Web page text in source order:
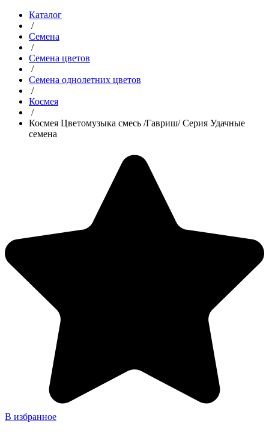
Каталог
/
Семена
/
Семена цветов
/
Семена однолетних цветов
/
Космея
/
Космея Цветомузыка смесь /Гавриш/ Серия Удачные
семена
В избранное